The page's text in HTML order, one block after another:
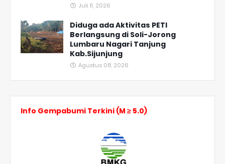
Juli 11, 2026
Diduga ada Aktivitas PETI
Berlangsung di Soli-Jorong
Lumbaru Nagari Tanjung
Kab.Sijunjung
Agustus 08, 2026
Info Gempabumi Terkini (M ≥ 5.0)